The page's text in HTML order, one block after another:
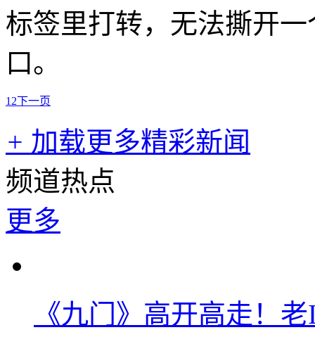
标签里打转，无法撕开
口。
1 2下一页
+ 加载更多精彩新闻
频道热点
更多
《九门》高开高走！